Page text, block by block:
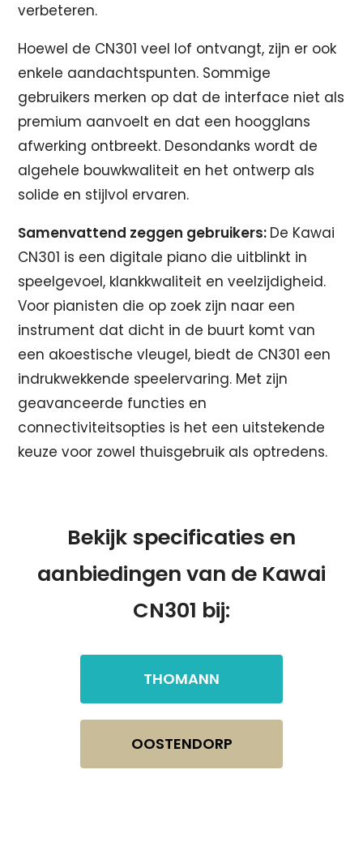
verbeteren.
Hoewel de CN301 veel lof ontvangt, zijn er ook
enkele aandachtspunten. Sommige
gebruikers merken op dat de interface niet als
premium aanvoelt en dat een hoogglans
afwerking ontbreekt. Desondanks wordt de
algehele bouwkwaliteit en het ontwerp als
solide en stijlvol ervaren.
Samenvattend zeggen gebruikers: De Kawai
CN301 is een digitale piano die uitblinkt in
speelgevoel, klankkwaliteit en veelzijdigheid.
Voor pianisten die op zoek zijn naar een
instrument dat dicht in de buurt komt van
een akoestische vleugel, biedt de CN301 een
indrukwekkende speelervaring. Met zijn
geavanceerde functies en
connectiviteitsopties is het een uitstekende
keuze voor zowel thuisgebruik als optredens.
Bekijk specificaties en
aanbiedingen van de Kawai
CN301 bij:
THOMANN
OOSTENDORP